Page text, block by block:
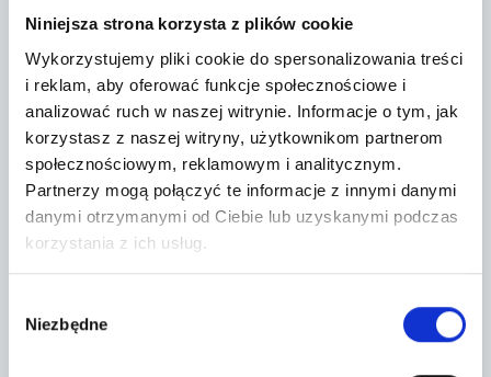
Niniejsza strona korzysta z plików cookie
Wykorzystujemy pliki cookie do spersonalizowania treści
i reklam, aby oferować funkcje społecznościowe i
analizować ruch w naszej witrynie. Informacje o tym, jak
korzystasz z naszej witryny, użytkownikom partnerom
społecznościowym, reklamowym i analitycznym.
Partnerzy mogą połączyć te informacje z innymi danymi
danymi otrzymanymi od Ciebie lub uzyskanymi podczas
korzystania z ich usług.
zgody
Niezbędne
+
−